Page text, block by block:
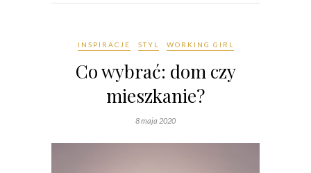
INSPIRACJE STYL WORKING GIRL
Co wybrać: dom czy
mieszkanie?
8 maja 2020